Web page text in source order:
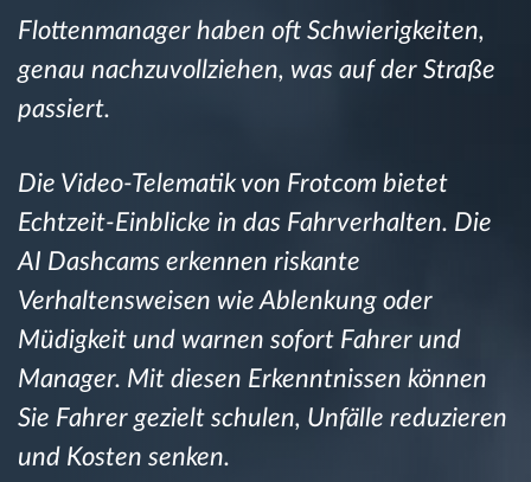
Route planning and monitoring
Entdecken Sie alle Funktionen
Ersparnis Rechner
Flottenmanager haben oft Schwierigkeiten,
genau nachzuvollziehen, was auf der Straße
passiert.
Die Video-Telematik von Frotcom bietet
Echtzeit-Einblicke in das Fahrverhalten. Die
AI Dashcams erkennen riskante
Verhaltensweisen wie Ablenkung oder
Müdigkeit und warnen sofort Fahrer und
Manager. Mit diesen Erkenntnissen können
Sie Fahrer gezielt schulen, Unfälle reduzieren
und Kosten senken.